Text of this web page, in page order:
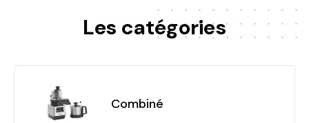
Les catégories
Combiné